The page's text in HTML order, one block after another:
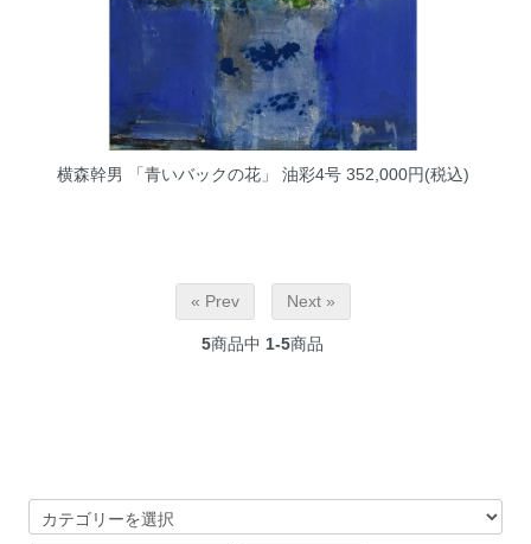
横森幹男 「青いバックの花」 油彩4号352,000円(税込)
« Prev Next »
5商品中 1-5商品